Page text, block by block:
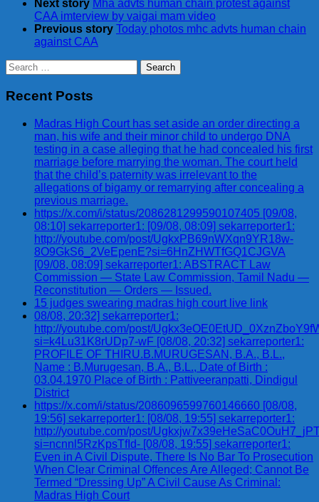
Next story Mha advts human chain protest against
CAA imterview by vaigai mam video
Previous story Today photos mhc advts human chain
against CAA
Search
for:
Recent Posts
Madras High Court has set aside an order directing a
man, his wife and their minor child to undergo DNA
testing in a case alleging that he had concealed his first
marriage before marrying the woman. The court held
that the child’s paternity was irrelevant to the
allegations of bigamy or remarrying after concealing a
previous marriage.
https://x.com/i/status/2086281299590107405 [09/08,
08:10] sekarreporter1: [09/08, 08:09] sekarreporter1:
http://youtube.com/post/UgkxPB69nWXqn9YR18w-
8O9GkS6_2VeEpenE?si=6HnZHWTfGQ1CJGVA
[09/08, 08:09] sekarreporter1: ABSTRACT Law
Commission — State Law Commission, Tamil Nadu —
Reconstitution — Orders — Issued.
15 judges swearing madras high court live link
08/08, 20:32] sekarreporter1:
http://youtube.com/post/
si=k4Lu31K8rUDp7-wF [08/08, 20:32] sekarreporter1:
PROFILE OF THIRU.B.MURUGESAN, B.A., B.L.,
Name : B.Murugesan, B.A., B.L., Date of Birth :
03.04.1970 Place of Birth : Pattiveeranpatti, Dindigul
District
https://x.com/i/status/2086096599760146660 [08/08,
19:56] sekarreporter1: [08/08, 19:55] sekarreporter1:
http://youtube.com/post/
si=ncnnl5RzKpsTfId- [08/08, 19:55] sekarreporter1:
Even in A Civil Dispute, There Is No Bar To Prosecution
When Clear Criminal Offences Are Alleged; Cannot Be
Termed “Dressing Up” A Civil Cause As Criminal:
Madras High Court